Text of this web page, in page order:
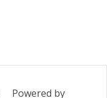
Powered by